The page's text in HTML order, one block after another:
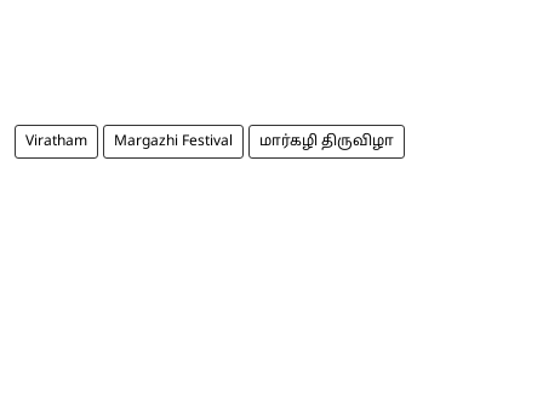
Viratham Margazhi Festival மார்கழி திருவிழா